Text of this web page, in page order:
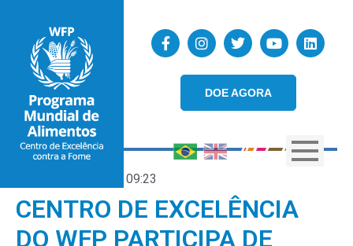
DOE AGORA
09:23
CENTRO DE EXCELÊNCIA
DO WFP PARTICIPA DE